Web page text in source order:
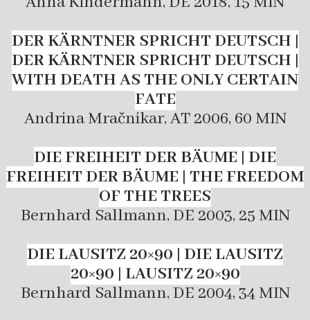
DER KÄRNTNER SPRICHT DEUTSCH |
DER KÄRNTNER SPRICHT DEUTSCH |
WITH DEATH AS THE ONLY CERTAIN
FATE
Andrina Mračnikar, AT 2006, 60 MIN
DIE FREIHEIT DER BÄUME | DIE
FREIHEIT DER BÄUME | THE FREEDOM
OF THE TREES
Bernhard Sallmann, DE 2003, 25 MIN
DIE LAUSITZ 20×90 | DIE LAUSITZ
20×90 | LAUSITZ 20×90
Bernhard Sallmann, DE 2004, 34 MIN